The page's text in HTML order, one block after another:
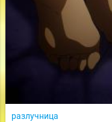
разлучница